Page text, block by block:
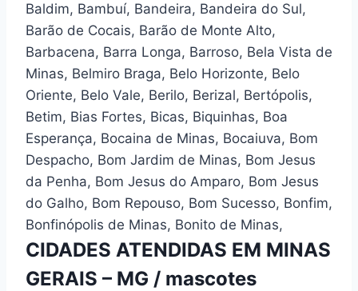
Baldim, Bambuí, Bandeira, Bandeira do Sul,
Barão de Cocais, Barão de Monte Alto,
Barbacena, Barra Longa, Barroso, Bela Vista de
Minas, Belmiro Braga, Belo Horizonte, Belo
Oriente, Belo Vale, Berilo, Berizal, Bertópolis,
Betim, Bias Fortes, Bicas, Biquinhas, Boa
Esperança, Bocaina de Minas, Bocaiuva, Bom
Despacho, Bom Jardim de Minas, Bom Jesus
da Penha, Bom Jesus do Amparo, Bom Jesus
do Galho, Bom Repouso, Bom Sucesso, Bonfim,
Bonfinópolis de Minas, Bonito de Minas,
CIDADES ATENDIDAS EM MINAS
GERAIS – MG / mascotes